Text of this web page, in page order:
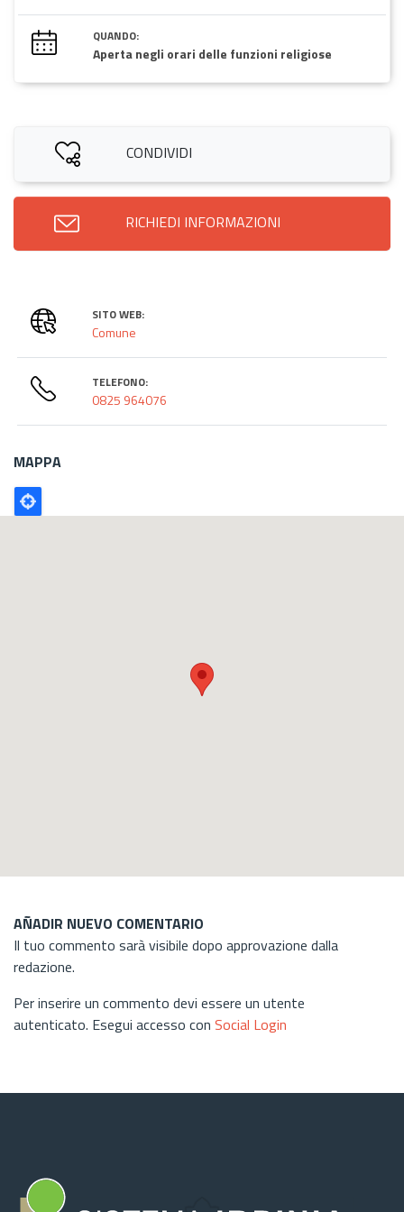
QUANDO:
Aperta negli orari delle funzioni religiose
CONDIVIDI
RICHIEDI INFORMAZIONI
SITO WEB:
Comune
TELEFONO:
0825 964076
MAPPA
Poligono
GEO
AÑADIR NUEVO COMENTARIO
Il tuo commento sarà visibile dopo approvazione dalla
redazione.
Per inserire un commento devi essere un utente
autenticato. Esegui accesso con Social Login